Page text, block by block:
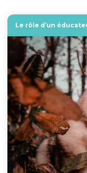
Le rôle d’un